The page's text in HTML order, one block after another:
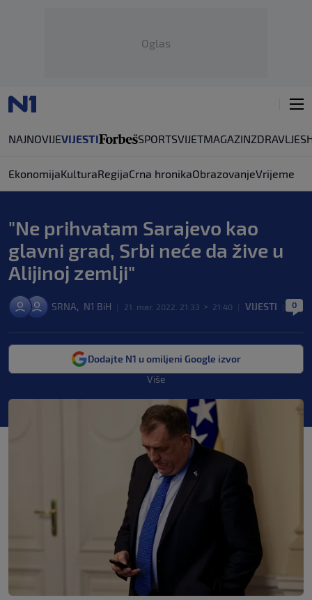
Oglas
NAJNOVIJEVIJESTI SPORTSVIJETMAGAZINZDRAVLJE
EkonomijaKulturaRegijaCrna hronikaObrazovanjeVrijeme
"Ne prihvatam Sarajevo kao
glavni grad, Srbi neće da žive u
Alijinoj zemlji"
SRNA, N1 BiH 21. mar. 2022. 21:33 > 21:40 VIJESTI 0
Dodajte N1 u omiljeni Google izvor
Više